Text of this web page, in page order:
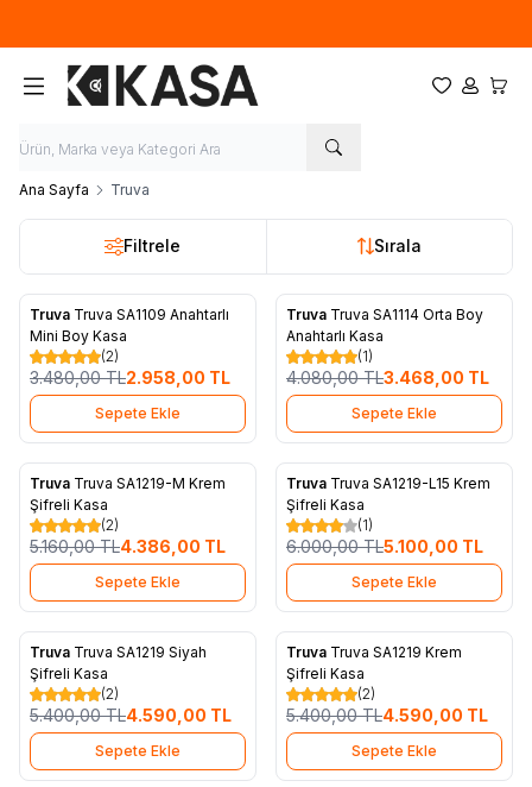
Favorilerim
Hesabım
Ana Sayfa Truva
Filtrele Sırala
%15
Favorilere Ekle
Truva Truva SA1109 Anahtarlı
Mini Boy Kasa
(2)
3.480,00TL2.958,00 TL
Sepete Ekle
%15
Favorilere Ekle
Truva Truva SA1114 Orta Boy
Anahtarlı Kasa
(1)
4.080,00TL3.468,00 TL
Sepete Ekle
%15
Favorilere Ekle
Truva Truva SA1219-M Krem
Şifreli Kasa
(2)
5.160,00TL4.386,00 TL
Sepete Ekle
%15
Favorilere Ekle
Truva Truva SA1219-L15 Krem
Şifreli Kasa
(1)
6.000,00TL5.100,00 TL
Sepete Ekle
%15
Favorilere Ekle
Truva Truva SA1219 Siyah
Şifreli Kasa
(2)
5.400,00TL4.590,00 TL
Sepete Ekle
%15
Favorilere Ekle
Truva Truva SA1219 Krem
Şifreli Kasa
(2)
5.400,00TL4.590,00 TL
Sepete Ekle